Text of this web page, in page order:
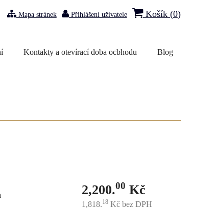
Mapa stránek Přihlášení uživatele Košík (0)
Kontakty a otevírací doba ocbhodu Blog
2,200.00 Kč
1,818.18Kčbez DPH